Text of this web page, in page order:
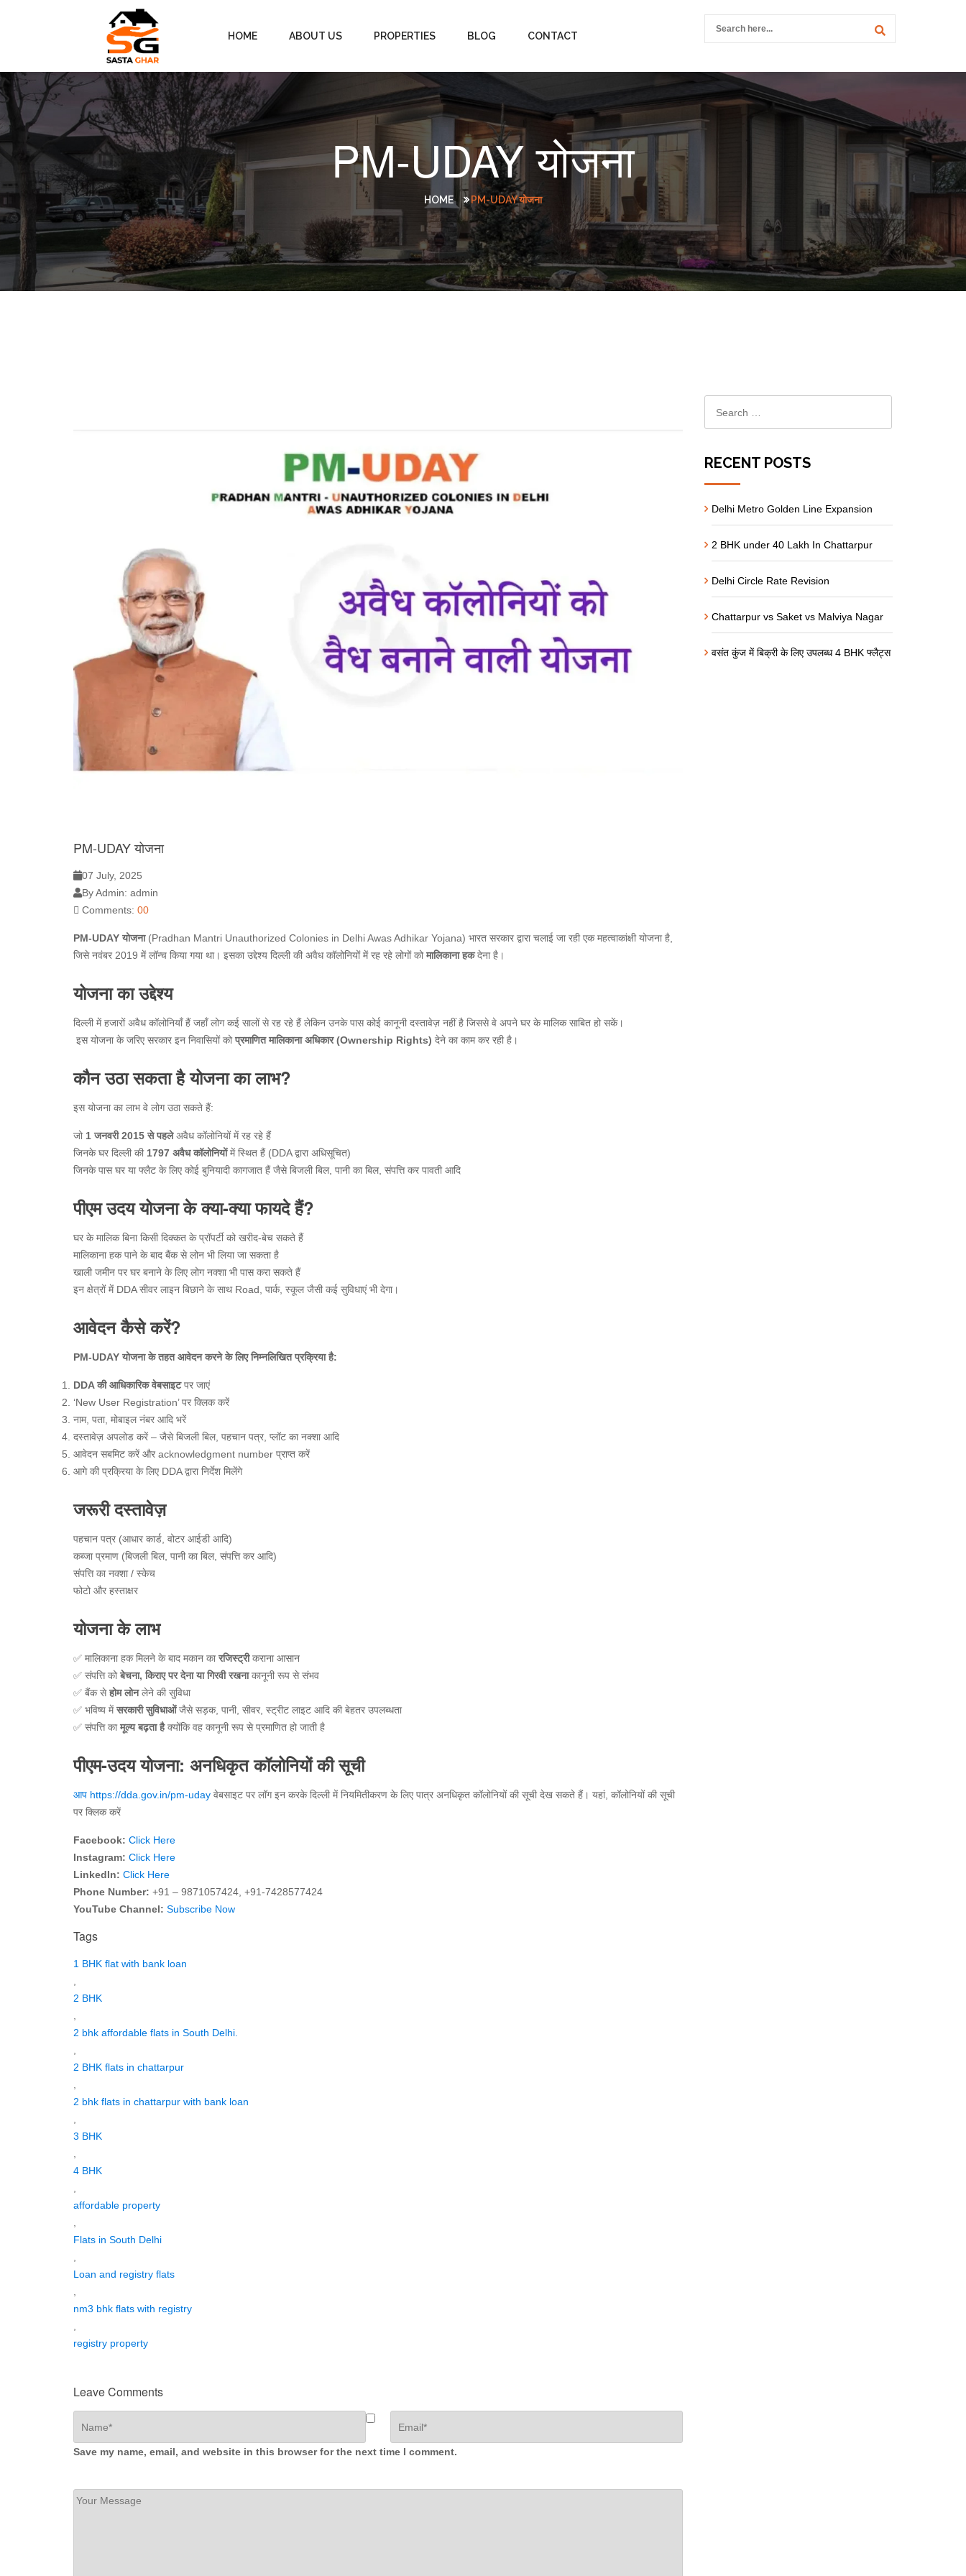
HOME ABOUT US PROPERTIES BLOG CONTACT
PM-UDAY योजना
HOME PM-UDAY योजना
PM-UDAY योजना
07 July, 2025
By Admin: admin
Comments: 00
PM-UDAY योजना(Pradhan Mantri Unauthorized Colonies in Delhi Awas Adhikar Yojana) भारत सरकार द्वारा चलाई जा रही एक महत्वाकांक्षी योजना है,
जिसे नवंबर 2019 में लॉन्च किया गया था। इसका उद्देश्य दिल्ली की अवैध कॉलोनियों में रह रहे लोगों कोमालिकाना हकदेना है।
योजना का उद्देश्य
दिल्ली में हजारों अवैध कॉलोनियाँ हैं जहाँ लोग कई सालों से रह रहे हैं लेकिन उनके पास कोई कानूनी दस्तावेज़ नहीं है जिससे वे अपने घर के मालिक साबित हो सकें।
इस योजना के जरिए सरकार इन निवासियों कोप्रमाणित मालिकाना अधिकार(Ownership Rights) देने का काम कर रही है।
कौन उठा सकता है योजना का लाभ?
इस योजना का लाभ वे लोग उठा सकते हैं:
जो 1 जनवरी2015 से पहलेअवैध कॉलोनियों में रह रहे हैं
जिनके घर दिल्ली की 1797 अवैध कॉलोनियोंमें स्थित हैं (DDA द्वारा अधिसूचित)
जिनके पास घर या फ्लैट के लिए कोई बुनियादी कागजात हैं जैसे बिजली बिल, पानी का बिल, संपत्ति कर पावती आदि
पीएम उदय योजना के क्या-क्या फायदे हैं?
घर के माल‍िक ब‍िना क‍िसी द‍िक्‍कत के प्रॉपर्टी को खरीद-बेच सकते हैं
माल‍िकाना हक पाने के बाद बैंक से लोन भी ल‍िया जा सकता है
खाली जमीन पर घर बनाने के ल‍िए लोग नक्‍शा भी पास करा सकते हैं
इन क्षेत्रों में DDA सीवर लाइन ब‍िछाने के साथ Road, पार्क, स्‍कूल जैसी कई सुव‍िधाएं भी देगा।
आवेदन कैसे करें?
PM-UDAY योजना के तहत आवेदन करने के लिए निम्नलिखित प्रक्रिया है:
DDAकी आधिकारिक वेबसाइटपर जाएं
‘New User Registration’ पर क्लिक करें
नाम, पता, मोबाइल नंबर आदि भरें
दस्तावेज़ अपलोड करें – जैसे बिजली बिल, पहचान पत्र, प्लॉट का नक्शा आदि
आवेदन सबमिट करें और acknowledgment number प्राप्त करें
आगे की प्रक्रिया के लिए DDA द्वारा निर्देश मिलेंगे
जरूरी दस्तावेज़
पहचान पत्र (आधार कार्ड, वोटर आईडी आदि)
कब्जा प्रमाण (बिजली बिल, पानी का बिल, संपत्ति कर आदि)
संपत्ति का नक्शा / स्केच
फोटो और हस्ताक्षर
योजना के लाभ
✅ मालिकाना हक मिलने के बाद मकान कारजिस्ट्रीकराना आसान
✅ संपत्ति कोबेचना, किराए पर देना या गिरवी रखनाकानूनी रूप से संभव
✅ बैंक सेहोम लोनलेने की सुविधा
✅ भविष्य मेंसरकारी सुविधाओंजैसे सड़क, पानी, सीवर, स्ट्रीट लाइट आदि की बेहतर उपलब्धता
✅ संपत्ति कामूल्य बढ़ता हैक्योंकि वह कानूनी रूप से प्रमाणित हो जाती है
पीएम-उदय योजना: अनधिकृत कॉलोनियों की सूची
आप https://dda.gov.in/pm-uday वेबसाइट पर लॉग इन करके दिल्ली में नियमितीकरण के लिए पात्र अनधिकृत कॉलोनियों की सूची देख सकते हैं। यहां, कॉलोनियों की सूची
पर क्लिक करें
Facebook: Click Here
Instagram: Click Here
LinkedIn: Click Here
Phone Number: +91 – 9871057424, +91-7428577424
YouTube Channel: Subscribe Now
Tags
1 BHK flat with bank loan
2 BHK
2 bhk affordable flats in South Delhi.
2 BHK flats in chattarpur
2 bhk flats in chattarpur with bank loan
3 BHK
4 BHK
affordable property
Flats in South Delhi
Loan and registry flats
nm3 bhk flats with registry
registry property
Leave Comments
Save my name, email, and website in this browser for the next time I comment.
RECENT POSTS
Delhi Metro Golden Line Expansion
2 BHK under 40 Lakh In Chattarpur
Delhi Circle Rate Revision
Chattarpur vs Saket vs Malviya Nagar
वसंत कुंज में बिक्री के लिए उपलब्ध 4 BHK फ्लैट्स